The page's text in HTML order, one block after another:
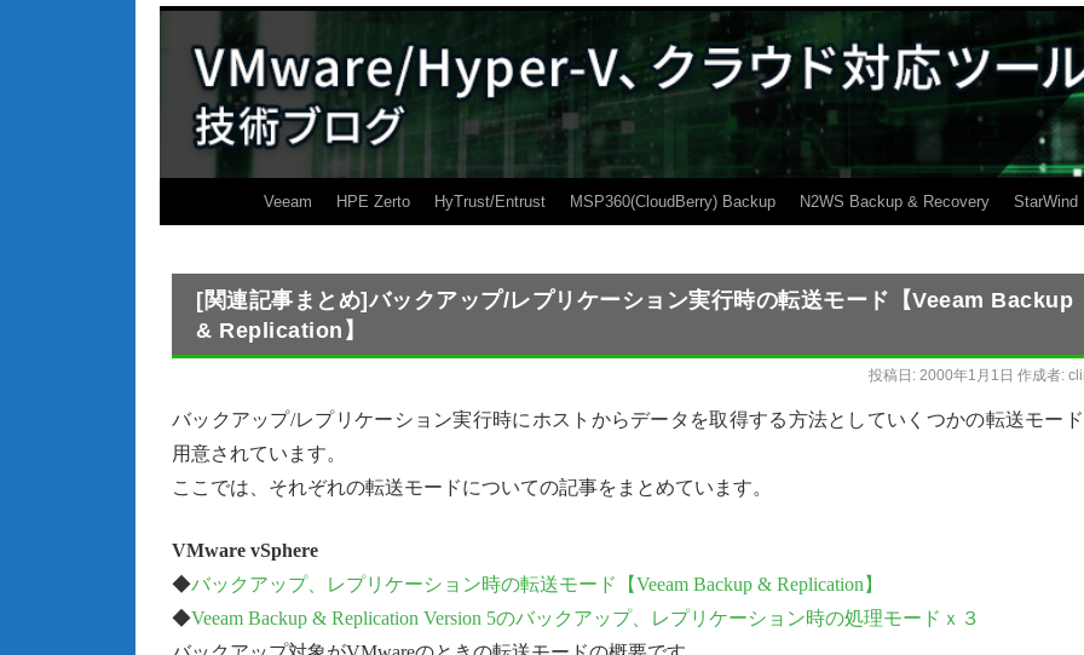
Veeam HPE Zerto HyTrust/Entrust MSP360(CloudBerry) Backup N2WS Backup & Recovery StarWind
[関連記事まとめ]バックアップ/レプリケーション実行時の転送モード【Veeam Backup
& Replication】
投稿日: 2000年1月1日 作成者:
バックアップ/レプリケーション実行時にホストからデータを取得する方法としていくつかの転送モー
用意されています。
ここでは、それぞれの転送モードについての記事をまとめています。
VMware vSphere
◆バックアップ、レプリケーション時の転送モード【Veeam Backup & Replication】
◆Veeam Backup & Replication Version 5のバックアップ、レプリケーション時の処理モードｘ３